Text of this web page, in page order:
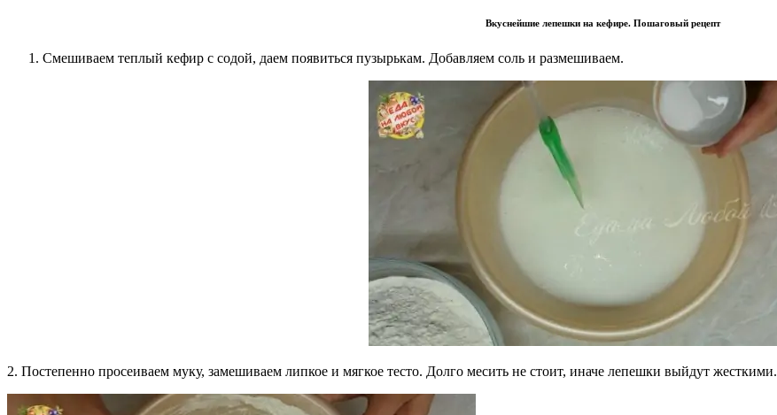
Вкуснейшие лепешки на кефире. Пошаговый рецепт
Смешиваем теплый кефир с содой, даем появиться пузырькам. Добавляем соль и размешиваем.
2. Постепенно просеиваем муку, замешиваем липкое и мягкое тесто. Долго месить не стоит, иначе лепешки выйдут жесткими.